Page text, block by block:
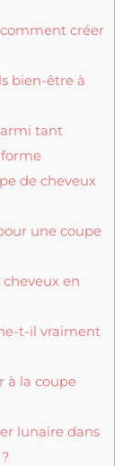
créer
bien-être à
tant
forme
de cheveux
une coupe
en
t-il vraiment
à la coupe
lunaire dans